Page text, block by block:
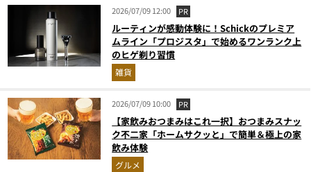
2026/07/09 12:00 PR
ルーティンが感動体験に！Schickのプレミア
ムライン「プロジスタ」で始めるワンランク上
のヒゲ剃り習慣
雑貨
2026/07/09 10:00 PR
【家飲みおつまみはこれ一択】おつまみスナッ
ク不二家「ホームサクッと」で簡単＆極上の家
飲み体験
グルメ